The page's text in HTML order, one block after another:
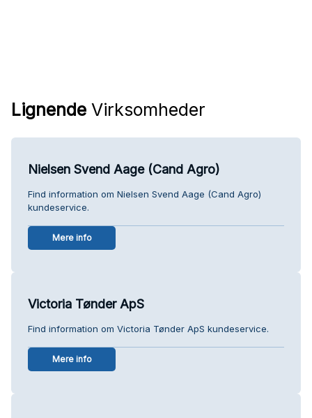
Lignende Virksomheder
Nielsen Svend Aage (Cand Agro)
Find information om Nielsen Svend Aage (Cand Agro)
kundeservice.
Mere info
Victoria Tønder ApS
Find information om Victoria Tønder ApS kundeservice.
Mere info